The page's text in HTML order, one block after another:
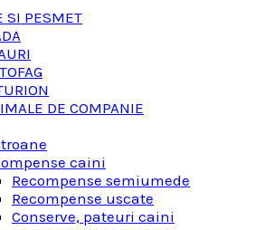
SI PESMET
DE COMPANIE
caini
Recompense semiumede
Recompense uscate
Conserve, pateuri caini